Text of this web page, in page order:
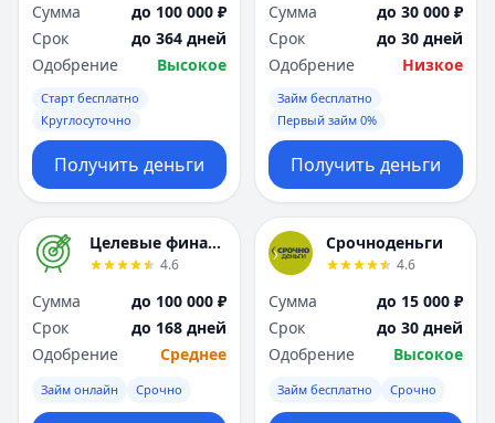
Сумма
до 100 000 ₽
Срок
до 364 дней
Одобрение
Высокое
Старт бесплатно
Круглосуточно
Получить деньги
Сумма
до 30 000 ₽
Срок
до 30 дней
Одобрение
Низкое
Займ бесплатно
Первый займ 0%
Получить деньги
Целевые финансы
4.6
Сумма
до 100 000 ₽
Срок
до 168 дней
Одобрение
Среднее
Займ онлайн Срочно
Срочноденьги
4.6
Сумма
до 15 000 ₽
Срок
до 30 дней
Одобрение
Высокое
Займ бесплатно Срочно